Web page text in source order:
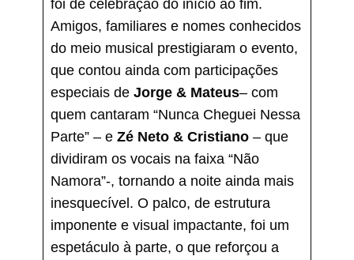
foi de celebração do início ao fim.
Amigos, familiares e nomes conhecidos
do meio musical prestigiaram o evento,
que contou ainda com participações
especiais de Jorge & Mateus– com
quem cantaram “Nunca Cheguei Nessa
Parte” – e Zé Neto & Cristiano – que
dividiram os vocais na faixa “Não
Namora”-, tornando a noite ainda mais
inesquecível. O palco, de estrutura
imponente e visual impactante, foi um
espetáculo à parte, o que reforçou a